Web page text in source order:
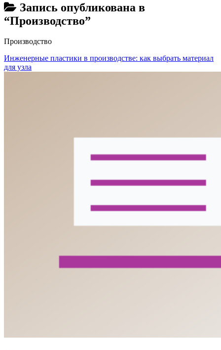
Запись опубликована в
“Производство”
Производство
Инженерные пластики в производстве: как выбрать материал
для узла